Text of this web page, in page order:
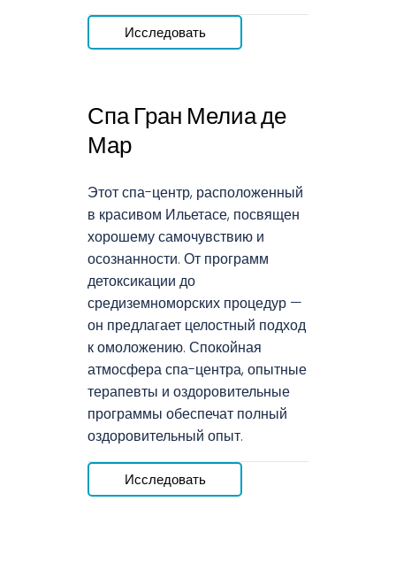
Исследовать
Спа Гран Мелиа де
Мар
Этот спа-центр, расположенный
в красивом Ильетасе, посвящен
хорошему самочувствию и
осознанности. От программ
детоксикации до
средиземноморских процедур —
он предлагает целостный подход
к омоложению. Спокойная
атмосфера спа-центра, опытные
терапевты и оздоровительные
программы обеспечат полный
оздоровительный опыт.
Исследовать